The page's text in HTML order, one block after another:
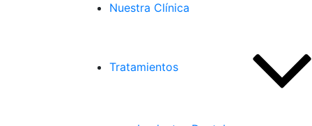
Nuestra Clínica
Tratamientos